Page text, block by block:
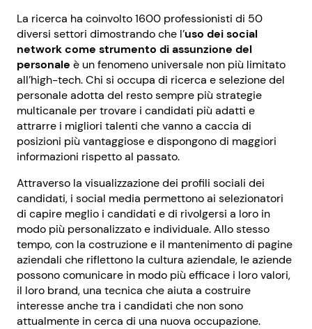
La ricerca ha coinvolto 1600 professionisti di 50
diversi settori dimostrando che l’uso dei social
network come strumento di assunzione del
personale è un fenomeno universale non più limitato
all’high-tech. Chi si occupa di ricerca e selezione del
personale adotta del resto sempre più strategie
multicanale per trovare i candidati più adatti e
attrarre i migliori talenti che vanno a caccia di
posizioni più vantaggiose e dispongono di maggiori
informazioni rispetto al passato.
Attraverso la visualizzazione dei profili sociali dei
candidati, i social media permettono ai selezionatori
di capire meglio i candidati e di rivolgersi a loro in
modo più personalizzato e individuale. Allo stesso
tempo, con la costruzione e il mantenimento di pagine
aziendali che riflettono la cultura aziendale, le aziende
possono comunicare in modo più efficace i loro valori,
il loro brand, una tecnica che aiuta a costruire
interesse anche tra i candidati che non sono
attualmente in cerca di una nuova occupazione.